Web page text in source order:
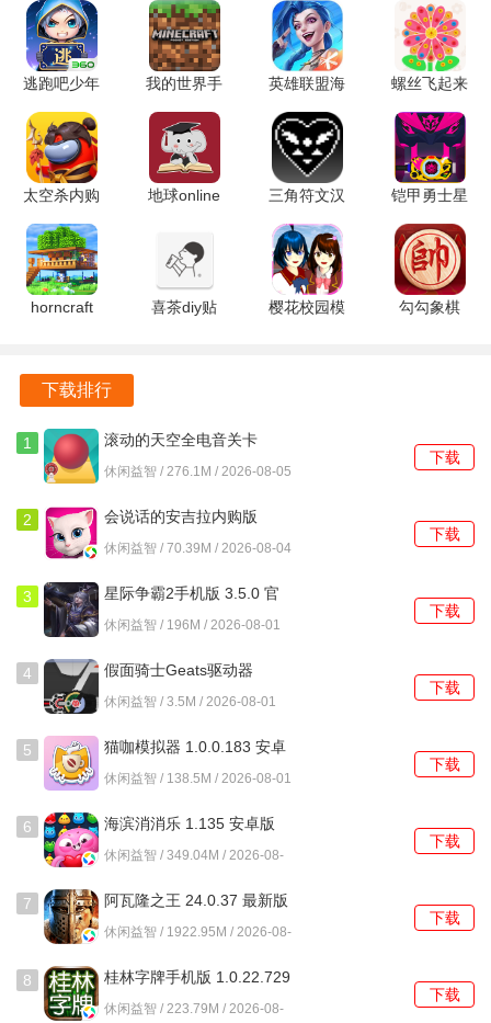
对战，增加了游戏的挑战性与趣味性。
游戏内设有详细的教程与指引，帮助新手玩家快速掌握游戏
技巧，提升游戏体验。
逃跑吧少年
360版本
8.40.0 官方
正版
我的世界手
表版
v0.11.0 安
卓版
英雄联盟海
克斯大乱斗
7.2.0.2458
安卓版
螺丝飞起来
1.1.2 安卓
版
太空杀内购
版
1.72.5.002
官方版
地球online
版
三角符文汉
化版 安卓
2.0.4-魔改
1.0.2 安卓
版
铠甲勇士星
耀铠甲模拟
器 v1.0.38
安卓版
horncraft
喜茶diy贴
樱花校园模
勾勾象棋
下载排行
1
滚动的天空全电音关卡
5.1.3 安卓版
休闲益智 / 276.1M / 2026-08-05
下载
2
会说话的安吉拉内购版
3195 安卓版
休闲益智 / 70.39M / 2026-08-04
下载
3
星际争霸2手机版 3.5.0 官
方版
休闲益智 / 196M / 2026-08-01
下载
4
假面骑士Geats驱动器
1.0.0 安卓版
休闲益智 / 3.5M / 2026-08-01
下载
5
猫咖模拟器 1.0.0.183 安卓
版
休闲益智 / 138.5M / 2026-08-01
下载
6 海滨消消乐 1.135 安卓版
休闲益智 / 349.04M / 2026-08-
下载
7 阿瓦隆之王 24.0.37 最新版
休闲益智 / 1922.95M / 2026-08-
下载
8
桂林字牌手机版 1.0.22.729
最新版
休闲益智 / 223.79M / 2026-08-
下载